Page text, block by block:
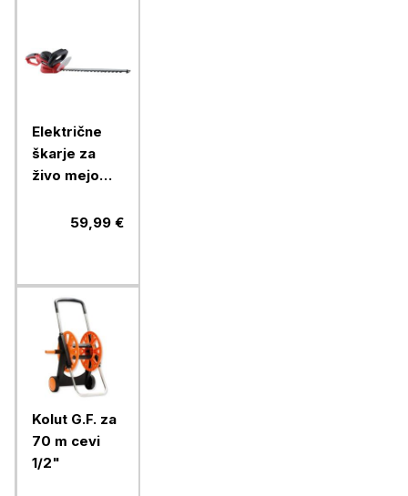
Električne
škarje za
živo mejo
895238,59,99 €
Kolut G.F. za
70 m cevi
1/2"